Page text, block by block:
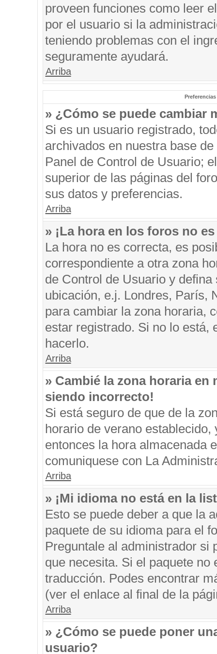
proveen funciones como leer
por el usuario si la
teniendo problemas con el
seguramente ayudará.
Arriba
» ¿Cómo se puede cambiar
Si es un usuario registrado,
archivados en nuestra base
Panel de Control de Usuario;
superior de las páginas del
sus datos y preferencias.
Arriba
» ¡La hora en los foros no
La hora no es correcta, es
correspondiente a otra zona
de Control de Usuario y
ubicación, e.j. Londres, París,
para cambiar la zona horaria,
estar registrado. Si no lo está,
hacerlo.
Arriba
» Cambié la zona horaria
siendo incorrecto!
Si está seguro de que de la
horario de verano
entonces la hora almacenada
comuniquese con La
Arriba
» ¡Mi idioma no está en la
Esto se puede deber a que la
paquete de su idioma para el
Preguntale al administrador si
que necesita. Si el paquete
traducción. Podes encontrar
(ver el enlace al final de la
Arriba
» ¿Cómo se puede poner
usuario?